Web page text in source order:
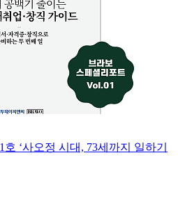
‘사오정 시대, 73세까지 일하기